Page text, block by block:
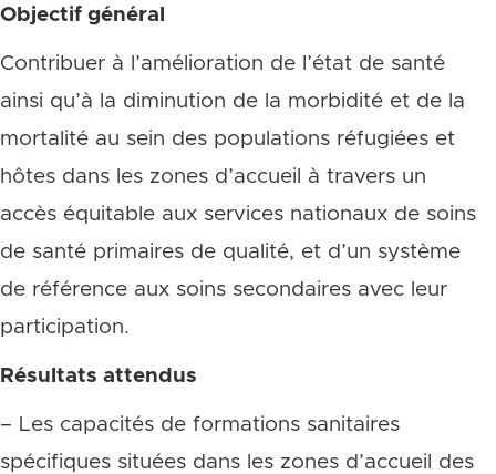
Objectif général
Contribuer à l’amélioration de l’état de santé
ainsi qu’à la diminution de la morbidité et de la
mortalité au sein des populations réfugiées et
hôtes dans les zones d’accueil à travers un
accès équitable aux services nationaux de soins
de santé primaires de qualité, et d’un système
de référence aux soins secondaires avec leur
participation.
Résultats attendus
– Les capacités de formations sanitaires
spécifiques situées dans les zones d’accueil des